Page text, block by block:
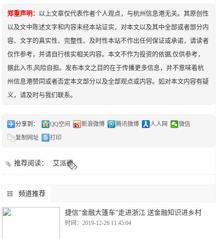
郑重声明： 以上文章仅代表作者个人观点，与杭州信息港无关。其原创性
以及文中陈述文字和内容未经本站证实，对本文以及其中全部或者部分内
容、文字的真实性、完整性、及时性本站不作出任何保证或承诺，请读者
仅作参考，并请自行核实相关内容。本文不作为投资的依据,仅供参考，
据此入市,风险自担。发布本文之目的在于传播更多信息，并不意味着杭
州信息港赞同或者否定本文部分以及全部观点或内容。如对本文内容有疑
义，请及时与我们联系。
分享到： QQ空间 新浪微博 腾讯微博 人人网
微信
复制网址
打印
推荐阅读： 艾派德
频道推荐
捷信“金融大篷车”走进浙江 送金融知识进乡村
时间：2019-12-26 11:45:04